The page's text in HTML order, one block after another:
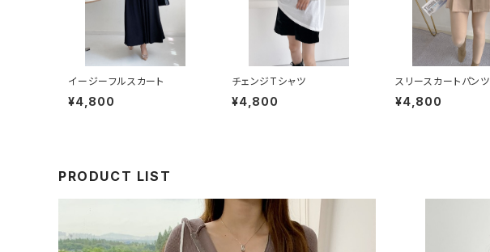
イージーフルスカート
¥4,800
チェンジTシャツ
¥4,800
スリースカートパンツ
¥4,800
PRODUCT LIST